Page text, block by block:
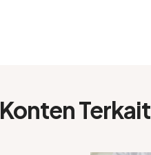
Konten Terkait